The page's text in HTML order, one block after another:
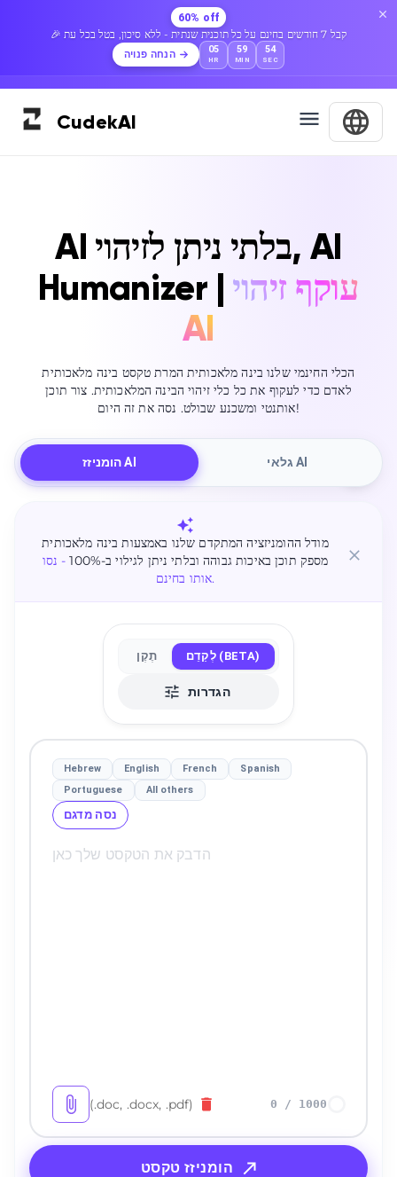
60% off
🎉 קבל 7 חודשים בחינם על כל תוכנית שנתית - ללא סיכון, בטל בכל עת
הנחה פנויה 05
HR
59
MIN
53
SEC
CudekAI
AI בלתי ניתן לזיהוי, AI
Humanizer | עוקף זיהוי
AI
הכלי החינמי שלנו בינה מלאכותית המרת טקסט בינה מלאכותית
לאדם כדי לעקוף את כל כלי זיהוי הבינה המלאכותית. צור תוכן
אותנטי ומשכנע שבולט. נסה את זה היום!
הומניזז AI גלאי AI
מודל ההומניזציה המתקדם שלנו באמצעות בינה מלאכותית
מספק תוכן באיכות גבוהה ובלתי ניתן לגילוי ב-100%
- נסו
אותו בחינם.
תֶקֶן לְקַדֵם (BETA)
הגדרות
Hebrew English French
Spanish
Portuguese
All others
נסה מדגם
(.doc, .docx, .pdf) 0 / 1000
הומניזז טקסט